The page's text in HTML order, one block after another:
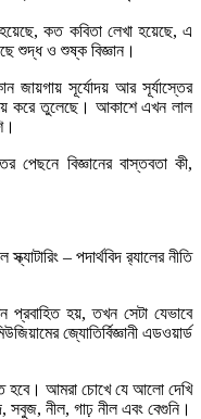
কত কবিতা লেখা হয়েছে, এ
শুদ্ধ ও শুষ্ক বিজ্ঞান।
জায়গায় সূর্যোদয় আর সূর্যাস্তের
করে তুলেছে। আকাশে এখন লাল
বিজ্ঞানের বাস্তবতা কী,
– পদার্থবিদ র‍্যালের নীতি
প্রবাহিত হয়, তখন সেটা যেভাবে
জ্যোতির্বিজ্ঞানী এডওয়ার্ড
হবে। আমরা চোখে যে আলো দেখি
নীল, গাঢ় নীল এবং বেগুনি।